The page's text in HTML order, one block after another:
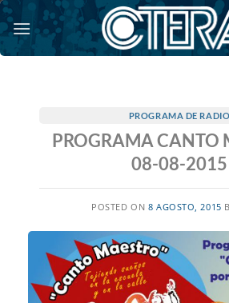
Saltar
al
contenido
PROGRAMA DE RADIO
PROGRAMA CANTO
08-08-2015
POSTED ON 8 AGOSTO, 2015